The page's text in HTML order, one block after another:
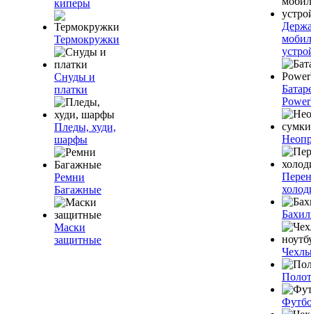
киперы
Термокружки
Снуды и
платки
Пледы, худи,
шарфы
Ремни
Багажные
Маски
защитные